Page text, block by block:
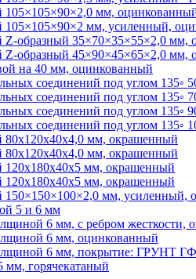
105×105×90×2,0 мм,
105×105×90×2 мм, усиленный,
Z-образный 35×70×35×55×2,0 мм,
Z-образный 45×90×45×65×2,0 мм,
на 40 мм, оцинкованный
соединений под углом 135◦
соединений под углом 135◦
соединений под углом 135◦
соединений под углом 135◦
80х120х40х4,0 мм, окрашенный
80х120х40х4,0 мм, окрашенный
120х180х40х5 мм, окрашенный
120х180х40х5 мм, окрашенный
150×150×100×2,0 мм, усиленный,
5 и 6 мм
6 мм, с ребром жесткости,
6 мм, оцинкованный
6 мм, покрытие: ГРУНТ
мм, горячекатаный